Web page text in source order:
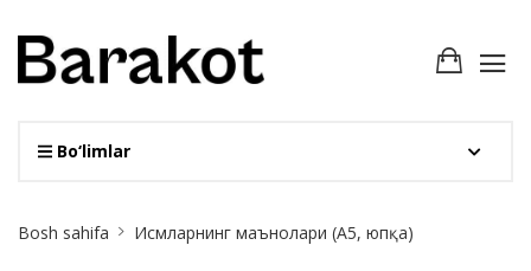
Bo‘limlar
Breadcrumb
Bosh sahifa Исмларнинг маънолари (А5, юпқа)